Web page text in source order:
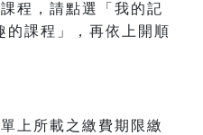
程，請點選「我的記
的課程」，再依上開順
上所載之繳費期限繳